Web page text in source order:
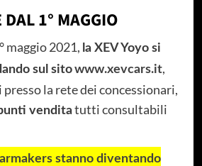
1° MAGGIO
maggio 2021, la XEV Yoyo si
sul sitowww.xevcars.it,
la rete dei concessionari,
venditatutti consultabili
stanno diventando